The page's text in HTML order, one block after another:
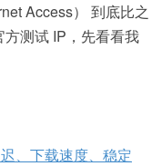
Access） 到底比之
测试 IP，先看看我
、下载速度、稳定